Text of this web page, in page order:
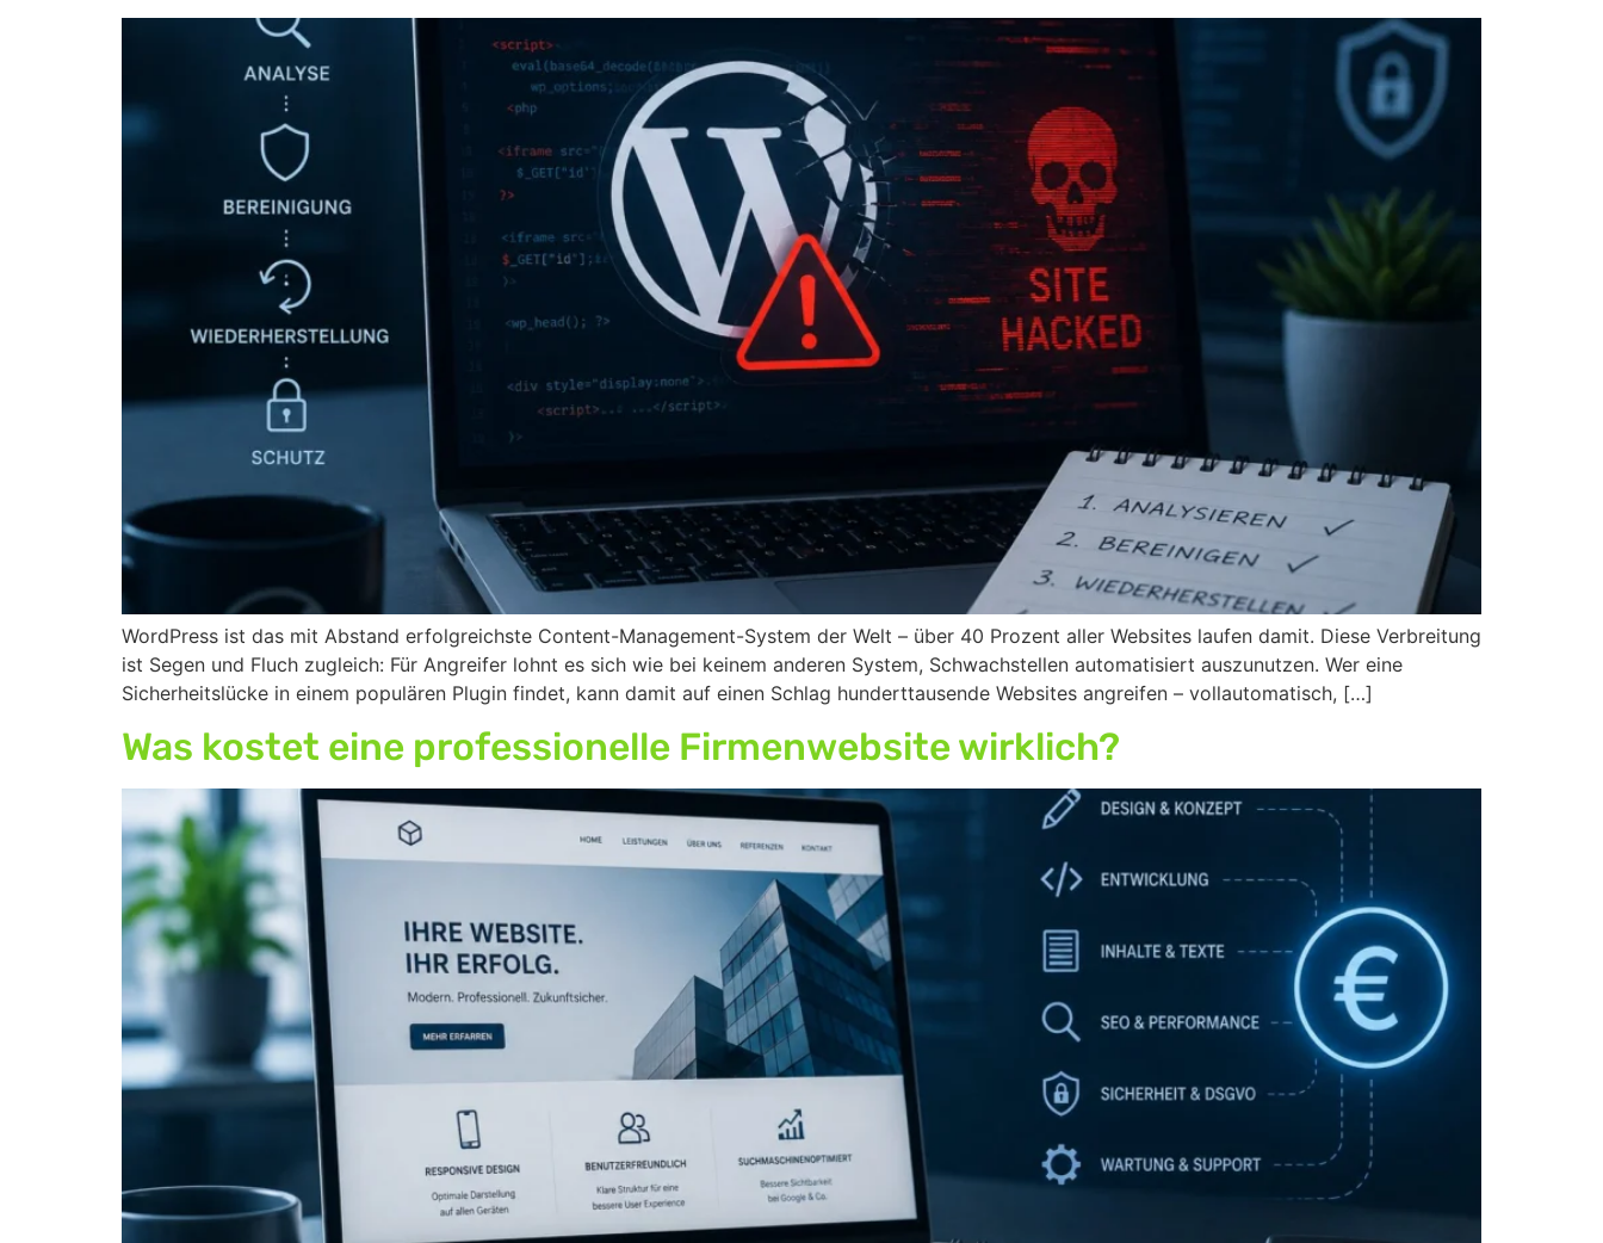
WordPress ist das mit Abstand erfolgreichste Content-Management-System der Welt – über 40 Prozent aller Websites laufen damit. Diese Verbreitung
ist Segen und Fluch zugleich: Für Angreifer lohnt es sich wie bei keinem anderen System, Schwachstellen automatisiert auszunutzen. Wer eine
Sicherheitslücke in einem populären Plugin findet, kann damit auf einen Schlag hunderttausende Websites angreifen – vollautomatisch, […]
Was kostet eine professionelle Firmenwebsite wirklich?